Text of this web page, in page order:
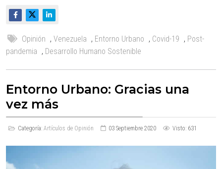
Opinión , Venezuela , Entorno Urbano , Covid-19 , Post-
pandemia , Desarrollo Humano Sostenible
Entorno Urbano: Gracias una
vez más
Categoría: Artículos de Opinión 03 Septiembre 2020 Visto: 631